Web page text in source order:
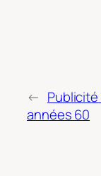
← Publicité
années 60